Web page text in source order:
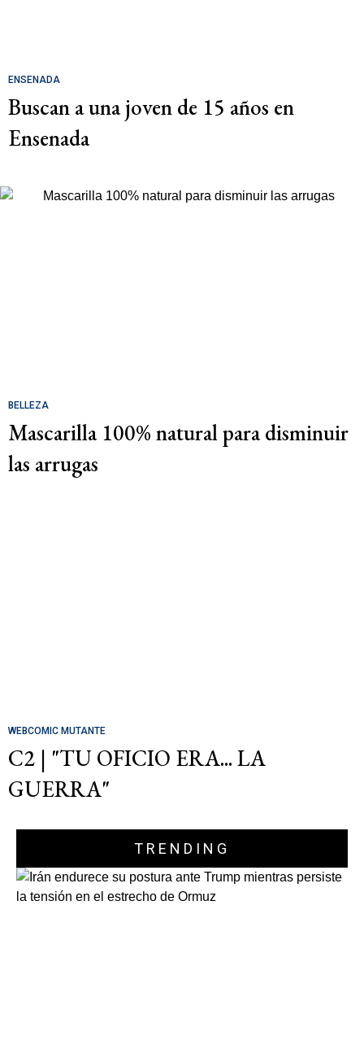
ENSENADA
Buscan a una joven de 15 años en
Ensenada
BELLEZA
Mascarilla 100% natural para disminuir
las arrugas
WEBCOMIC MUTANTE
C2 | "TU OFICIO ERA... LA
GUERRA"
TRENDING